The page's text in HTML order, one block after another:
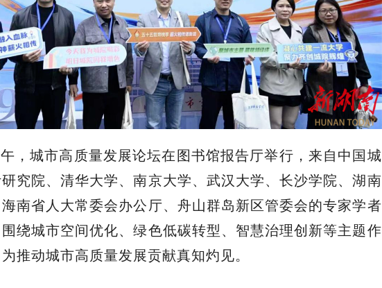
，城市高质量发展论坛在图书馆报告厅举行，来自中国城
究院、清华大学、南京大学、武汉大学、长沙学院、湖南
南省人大常委会办公厅、舟山群岛新区管委会的专家学者
绕城市空间优化、绿色低碳转型、智慧治理创新等主题作
推动城市高质量发展贡献真知灼见。